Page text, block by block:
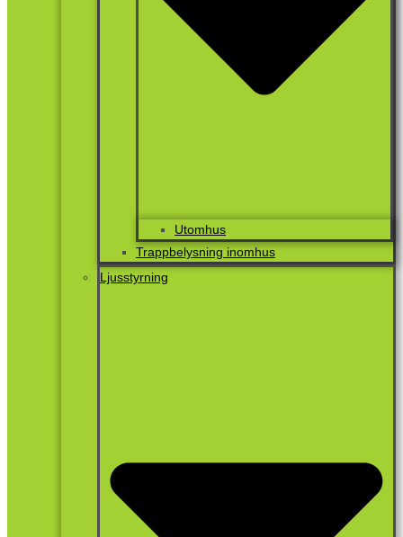
Utomhus
Trappbelysning inomhus
Ljusstyrning